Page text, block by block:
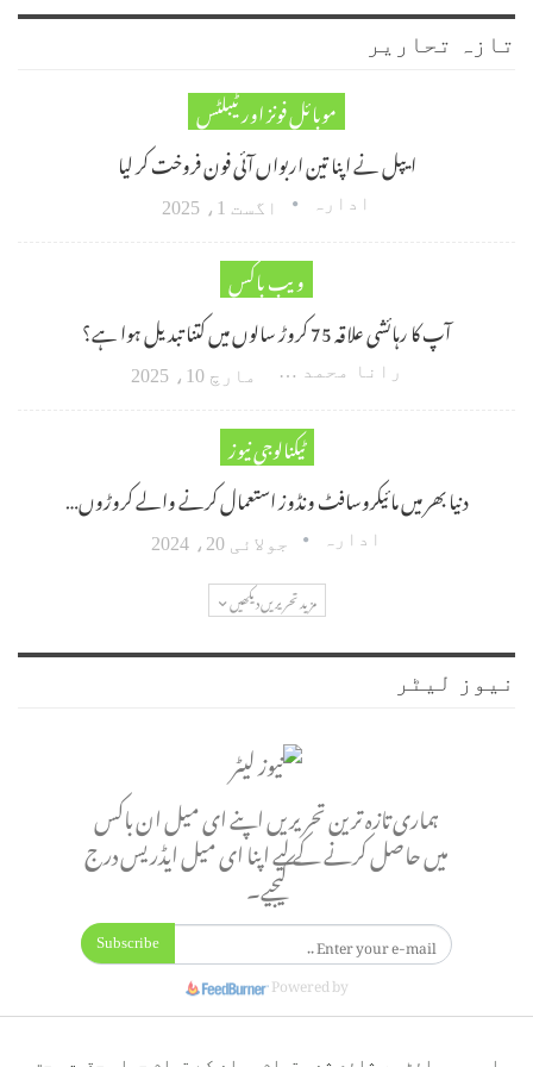
تازہ تحاریر
موبائل فونز اور ٹیبلٹس
ایپل نے اپنا تین اربواں آئی فون فروخت کر لیا
ادارہ اگست 1، 2025
ویب باکس
آپ کا رہائشی علاقہ 75 کروڑ سالوں میں کتنا تبدیل ہوا ہے؟
رانا محمد امین اکبر مارچ 10، 2025
ٹیکنالوجی نیوز
دنیا بھر میں مائیکروسافٹ ونڈوز استعمال کرنے والے کروڑوں…
ادارہ جولائی 20، 2024
مزید تحریریں دیکھیں
نیوز لیٹر
ہماری تازہ ترین تحریریں اپنے ای میل ان باکس
میں حاصل کرنے کے لیے اپنا ای میل ایڈریس درج
کیجیے۔
Subscribe
Powered by